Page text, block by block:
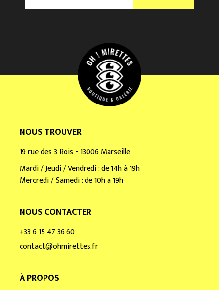
r
l
NOUS TROUVER
19 rue des 3 Rois - 13006 Marseille
Mardi / Jeudi / Vendredi : de 14h à 19h
Mercredi / Samedi : de 10h à 19h
NOUS CONTACTER
+33 6 15 47 36 60
contact@ohmirettes.fr
À PROPOS